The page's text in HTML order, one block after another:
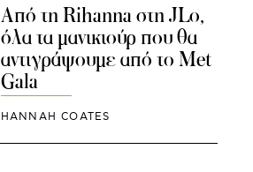
Από τη Rihanna στη JLo,
όλα τα μανικιούρ που θα
αντιγράψουμε από το Met
Gala
HANNAH COATES